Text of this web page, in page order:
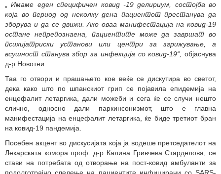
„Имаме еден специфичен ковид -19 делириум, состојба во
која во период од неколку дена пациентот престанува да
зборува и да се движи. Ако оваа манифестација на ковид-19
остане непрепознаена, пациентите може да завршат во
психијатриски установи или центри за згрижување, а
всушност станува збор за инфекција со ковид-19“,
објаснува
д-р Новотни.
Таа го отвори и прашањето кое веќе се дискутира во светот,
дека како што по шпанскиот грип се појавила епидемија на
енцефалит летаргика, дали можеби и сега ќе се случи нешто
слично, односно дали паркинсонизмот, што е главна
манифестација на енцефалит летаргика, ќе биде третиот бран
на ковид-19 пандемија.
Посебен акцент во дискусијата која ја водеше претседателот на
Лекарската комора проф. д-р Калина Гривчева Старделова, се
стави на потребата од отворање на пост-ковид амбуланти за